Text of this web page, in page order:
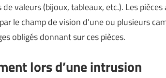
valeurs (bijoux, tableaux, etc.). Les
le champ de vision d’une ou plusieurs
obligés donnant sur ces pièces.
lors d’une intrusion